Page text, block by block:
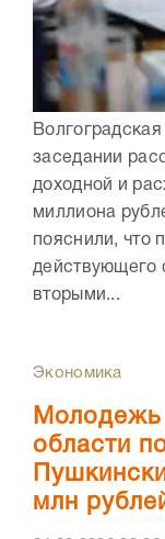
заседании
доходной и
миллиона
пояснили, что
действующего
вторыми...
Экономика
Молодежь
области
млн